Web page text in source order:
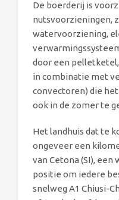
De boerderij is
nutsvoorzieningen,
watervoorziening,
door een
in combinatie met
convectoren) die
ook in de zomer te
Het landhuis dat te
ongeveer een
van Cetona (SI),
positie om iedere
snelweg A1 Chiusi-